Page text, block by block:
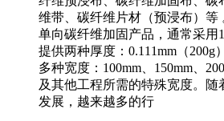
维带、碳纤维片材（预浸布）等
单向碳纤维加固产品，通常采用
提供两种厚度：0.111mm（200g
多种宽度：100mm、150mm、
及其他工程所需的特殊宽度。
发展，越来越多的行